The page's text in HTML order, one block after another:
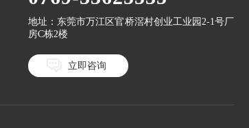
地址：东莞市万江区官桥滘村创业工业园2-1号厂
房C栋2楼
立即咨询